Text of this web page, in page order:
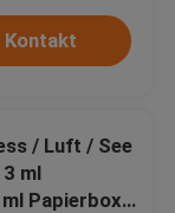
Kontakt
/ Luft / See
ml
Papierbox